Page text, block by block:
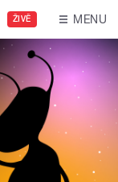
ŽIVĚ MENU